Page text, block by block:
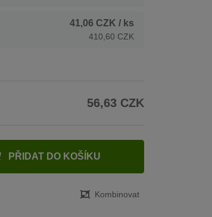
41,06 CZK / ks
410,60 CZK
56,63 CZK
PŘIDAT DO KOŠÍKU
Kombinovat